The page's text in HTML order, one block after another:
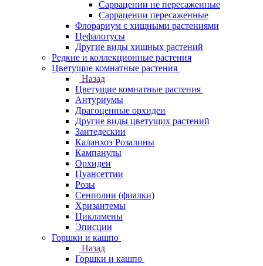
Саррацении не пересаженные
Саррацении пересаженные
Флорариум с хищными растениями
Цефалотусы
Другие виды хищных растений
Редкие и коллекционные растения
Цветущие комнатные растения
Назад
Цветущие комнатные растения
Антуриумы
Драгоценные орхидеи
Другие виды цветущих растений
Зантедескии
Каланхоэ Розалины
Кампанулы
Орхидеи
Пуансеттии
Розы
Сенполии (фиалки)
Хризантемы
Цикламены
Эписции
Горшки и кашпо
Назад
Горшки и кашпо